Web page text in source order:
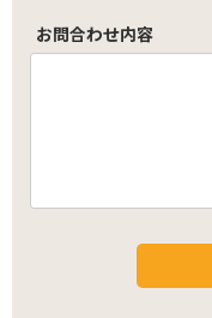
お問合わせ内容